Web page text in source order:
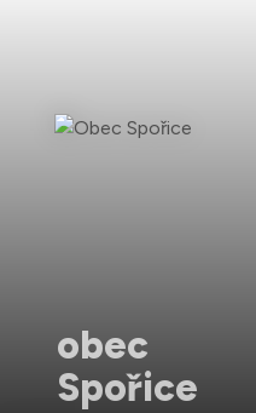
obec
Spořice